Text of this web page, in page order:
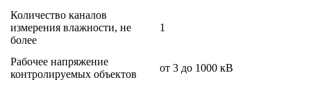
Количество каналов
измерения влажности, не
более
1
Рабочее напряжение
контролируемых объектов
от 3 до 1000 кВ